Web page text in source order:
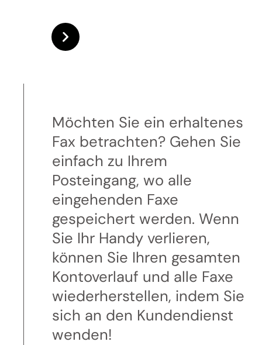
Möchten Sie ein erhaltenes
Fax betrachten? Gehen Sie
einfach zu Ihrem
Posteingang, wo alle
eingehenden Faxe
gespeichert werden. Wenn
Sie Ihr Handy verlieren,
können Sie Ihren gesamten
Kontoverlauf und alle Faxe
wiederherstellen, indem Sie
sich an den Kundendienst
wenden!